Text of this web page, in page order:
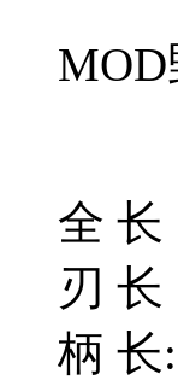
全 长
刃 长
柄 长